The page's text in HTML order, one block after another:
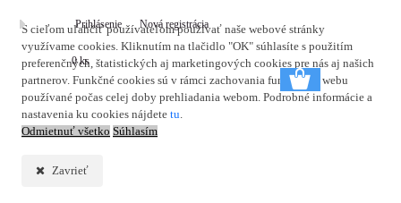
S cieľom uľahčiť používateľom používať naše webové stránky
využívame cookies. Kliknutím na tlačidlo "OK" súhlasíte s použitím
preferenčných, štatistických aj marketingových cookies pre nás aj našich
partnerov. Funkčné cookies sú v rámci zachovania funkčnosti webu
používané počas celej doby prehliadania webom. Podrobné informácie a
nastavenia ku cookies nájdete tu.
Odmietnuť všetko Súhlasím
Zavrieť
Prihlásenie Nová registrácia
0 ks